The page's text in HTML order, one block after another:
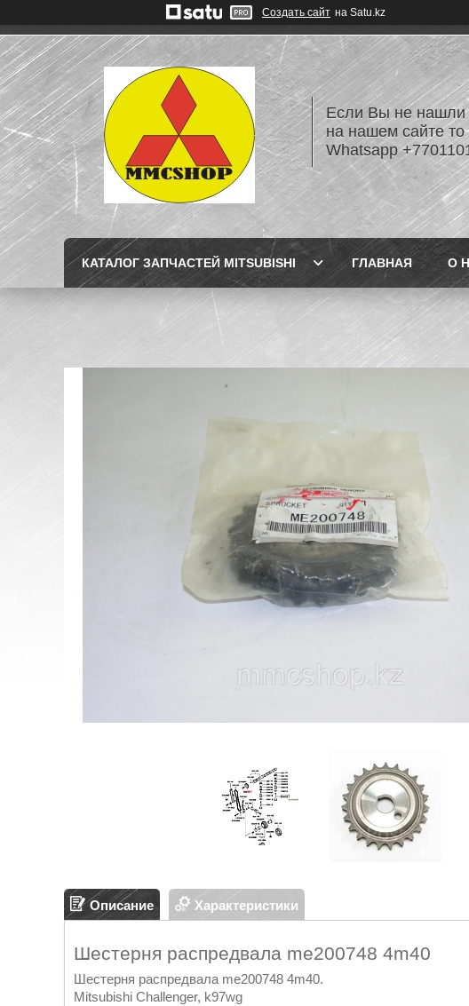
Создать сайт на Satu.kz
Если Вы не нашли
на нашем сайте
Whatsapp
КАТАЛОГ ЗАПЧАСТЕЙ MITSUBISHI ГЛАВНАЯ О
Описание Характеристики
Шестерня распредвала me200748 4m40
Шестерня распредвала me200748 4m40.
Mitsubishi Challenger, k97wg